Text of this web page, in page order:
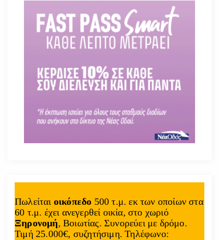
Πωλείται οικόπεδο 500 τ.μ. εκ των οποίων στα
60 τ.μ. έχει ανεγερθεί οικία, στο χωριό
Ξηρονομή, Βοιωτίας. Συνορεύει με δρόμο.
Τιμή 25.000€, συζητήσιμη. Τηλέφωνο: